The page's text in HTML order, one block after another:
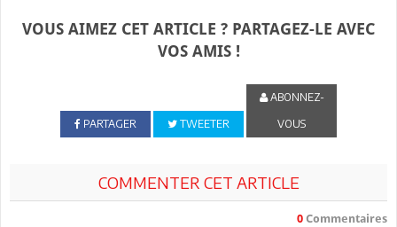
VOUS AIMEZ CET ARTICLE ? PARTAGEZ-LE AVEC
VOS AMIS !
PARTAGER TWEETER
ABONNEZ-
VOUS
COMMENTER CET ARTICLE
0 Commentaires